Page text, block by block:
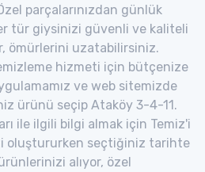
parçalarınızdan günlük
tür giysinizi güvenli ve kaliteli
ömürlerini uzatabilirsiniz.
hizmeti için bütçenize
ve web sitemizde
ürünü seçip Ataköy 3-4-11.
ile ilgili bilgi almak için Temiz'i
oluştururken seçtiğiniz tarihte
alıyor, özel